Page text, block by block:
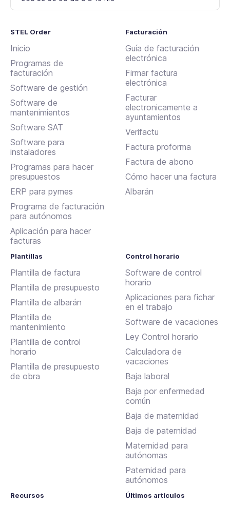
STEL Order
Inicio
Programas de
facturación
Software de gestión
Software de
mantenimientos
Software SAT
Software para
instaladores
Programas para hacer
presupuestos
ERP para pymes
Programa de facturación
para autónomos
Aplicación para hacer
facturas
Facturación
Guía de facturación
electrónica
Firmar factura
electrónica
Facturar
electronicamente a
ayuntamientos
Verifactu
Factura proforma
Factura de abono
Cómo hacer una factura
Albarán
Plantillas
Plantilla de factura
Plantilla de presupuesto
Plantilla de albarán
Plantilla de
mantenimiento
Plantilla de control
horario
Plantilla de presupuesto
de obra
Control horario
Software de control
horario
Aplicaciones para fichar
en el trabajo
Software de vacaciones
Ley Control horario
Calculadora de
vacaciones
Baja laboral
Baja por enfermedad
común
Baja de maternidad
Baja de paternidad
Maternidad para
autónomas
Paternidad para
autónomos
Recursos Últimos artículos